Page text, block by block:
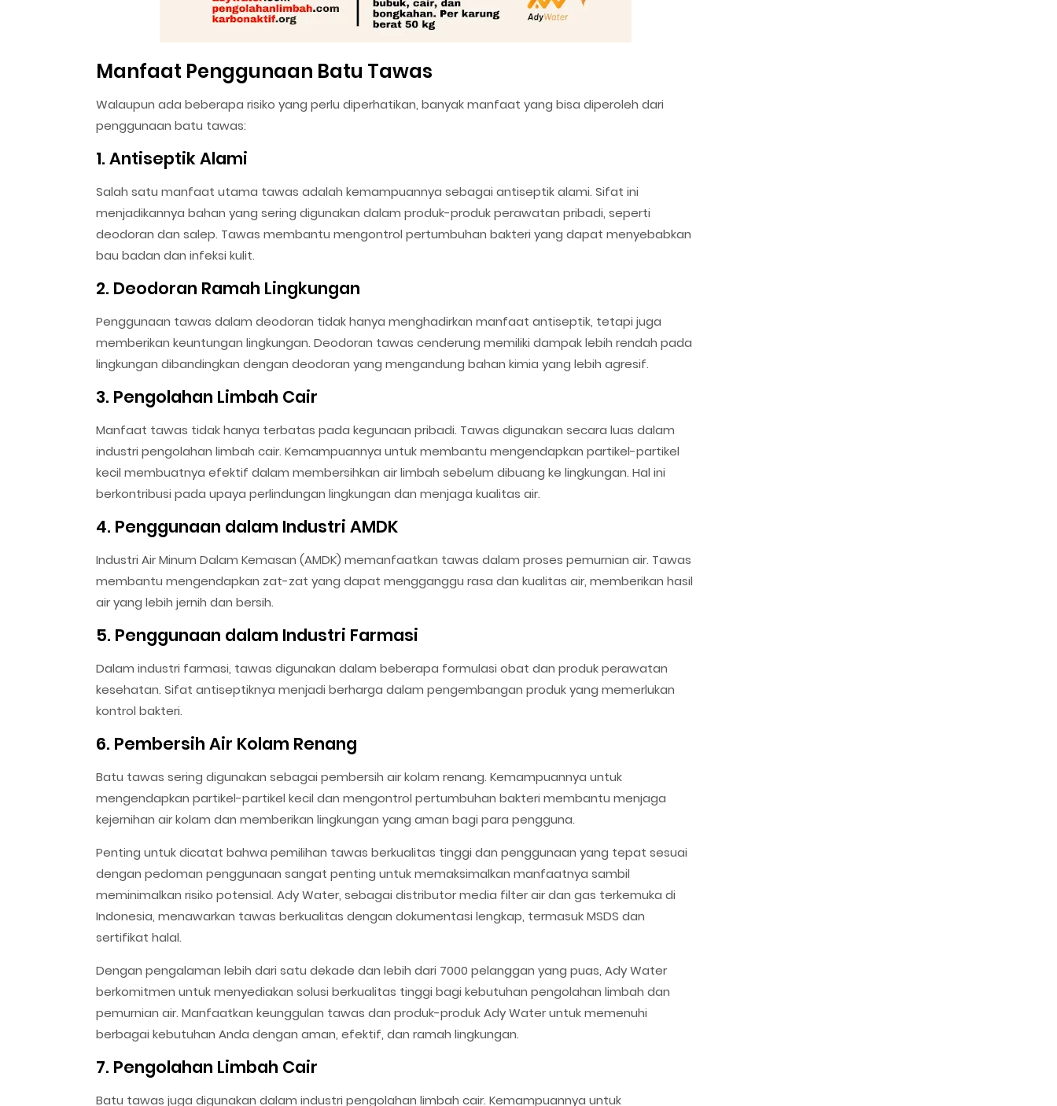
Manfaat Penggunaan Batu Tawas
Walaupun ada beberapa risiko yang perlu diperhatikan, banyak manfaat yang bisa diperoleh dari
penggunaan batu tawas:
1. Antiseptik Alami
Salah satu manfaat utama tawas adalah kemampuannya sebagai antiseptik alami. Sifat ini
menjadikannya bahan yang sering digunakan dalam produk-produk perawatan pribadi, seperti
deodoran dan salep. Tawas membantu mengontrol pertumbuhan bakteri yang dapat menyebabkan
bau badan dan infeksi kulit.
2. Deodoran Ramah Lingkungan
Penggunaan tawas dalam deodoran tidak hanya menghadirkan manfaat antiseptik, tetapi juga
memberikan keuntungan lingkungan. Deodoran tawas cenderung memiliki dampak lebih rendah pada
lingkungan dibandingkan dengan deodoran yang mengandung bahan kimia yang lebih agresif.
3. Pengolahan Limbah Cair
Manfaat tawas tidak hanya terbatas pada kegunaan pribadi. Tawas digunakan secara luas dalam
industri pengolahan limbah cair. Kemampuannya untuk membantu mengendapkan partikel-partikel
kecil membuatnya efektif dalam membersihkan air limbah sebelum dibuang ke lingkungan. Hal ini
berkontribusi pada upaya perlindungan lingkungan dan menjaga kualitas air.
4. Penggunaan dalam Industri AMDK
Industri Air Minum Dalam Kemasan (AMDK) memanfaatkan tawas dalam proses pemurnian air. Tawas
membantu mengendapkan zat-zat yang dapat mengganggu rasa dan kualitas air, memberikan hasil
air yang lebih jernih dan bersih.
5. Penggunaan dalam Industri Farmasi
Dalam industri farmasi, tawas digunakan dalam beberapa formulasi obat dan produk perawatan
kesehatan. Sifat antiseptiknya menjadi berharga dalam pengembangan produk yang memerlukan
kontrol bakteri.
6. Pembersih Air Kolam Renang
Batu tawas sering digunakan sebagai pembersih air kolam renang. Kemampuannya untuk
mengendapkan partikel-partikel kecil dan mengontrol pertumbuhan bakteri membantu menjaga
kejernihan air kolam dan memberikan lingkungan yang aman bagi para pengguna.
Penting untuk dicatat bahwa pemilihan tawas berkualitas tinggi dan penggunaan yang tepat sesuai
dengan pedoman penggunaan sangat penting untuk memaksimalkan manfaatnya sambil
meminimalkan risiko potensial. Ady Water, sebagai distributor media filter air dan gas terkemuka di
Indonesia, menawarkan tawas berkualitas dengan dokumentasi lengkap, termasuk MSDS dan
sertifikat halal.
Dengan pengalaman lebih dari satu dekade dan lebih dari 7000 pelanggan yang puas, Ady Water
berkomitmen untuk menyediakan solusi berkualitas tinggi bagi kebutuhan pengolahan limbah dan
pemurnian air. Manfaatkan keunggulan tawas dan produk-produk Ady Water untuk memenuhi
berbagai kebutuhan Anda dengan aman, efektif, dan ramah lingkungan.
7. Pengolahan Limbah Cair
Batu tawas juga digunakan dalam industri pengolahan limbah cair. Kemampuannya untuk